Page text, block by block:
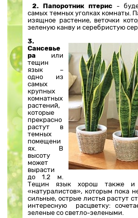
2. Папоротник птерис-
самых темных уголках комнаты.
изящное растение, веточки
зеленую канву и серебристую
3.
Сансевье
ра или
тещин
язык –
одно из
самых
крупных
комнатных
растений,
которые
прекрасно
растут в
темных
помещени
ях. В
высоту
может
вырасти
до 1.2 м.
Тещин язык хорош также и
«натуралистов», которым пока
сильные, острые листья растут
интересную расцветку:
зеленые со светло-зелеными.